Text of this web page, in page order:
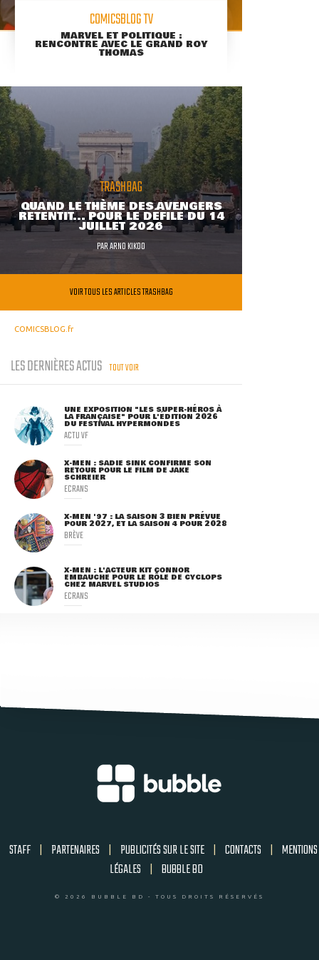
COMICSBLOG TV
MARVEL ET POLITIQUE :
RENCONTRE AVEC LE GRAND ROY
THOMAS
TRASHBAG
QUAND LE THÈME DES AVENGERS
RETENTIT... POUR LE DÉFILÉ DU 14
JUILLET 2026
PARARNO KIKOO
VOIR TOUS LES ARTICLES TRASHBAG
COMICSBLOG.fr
LES DERNIÈRES ACTUS TOUT VOIR
UNE EXPOSITION "LES SUPER-HÉROS À
LA FRANÇAISE" POUR L'ÉDITION 2026
DU FESTIVAL HYPERMONDES
ACTU VF
X-MEN : SADIE SINK CONFIRME SON
RETOUR POUR LE FILM DE JAKE
SCHREIER
ECRANS
X-MEN '97 : LA SAISON 3 BIEN PRÉVUE
POUR 2027, ET LA SAISON 4 POUR 2028
BRÈVE
X-MEN : L'ACTEUR KIT CONNOR
EMBAUCHÉ POUR LE RÔLE DE CYCLOPS
CHEZ MARVEL STUDIOS
ECRANS
STAFF | PARTENAIRES | PUBLICITÉS SUR LE SITE | CONTACTS | MENTIONS
LÉGALES | BUBBLE BD
© 2026 BUBBLE BD - TOUS DROITS RÉSERVÉS